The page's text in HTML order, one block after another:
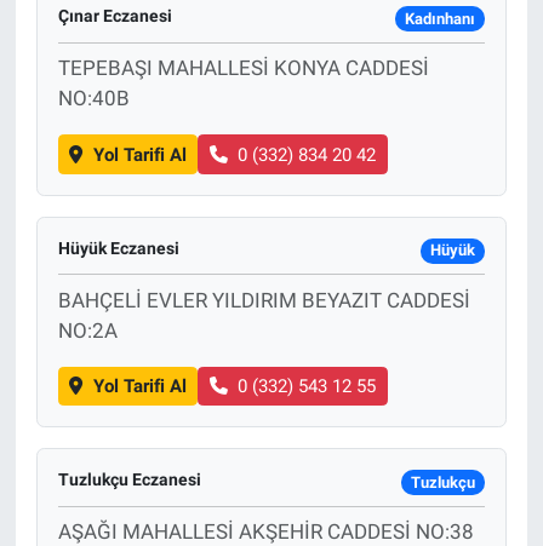
Çınar Eczanesi Kadınhanı
TEPEBAŞI MAHALLESİ KONYA CADDESİ
NO:40B
Yol Tarifi Al 0 (332) 834 20 42
Hüyük Eczanesi Hüyük
BAHÇELİ EVLER YILDIRIM BEYAZIT CADDESİ
NO:2A
Yol Tarifi Al 0 (332) 543 12 55
Tuzlukçu Eczanesi Tuzlukçu
AŞAĞI MAHALLESİ AKŞEHİR CADDESİ NO:38